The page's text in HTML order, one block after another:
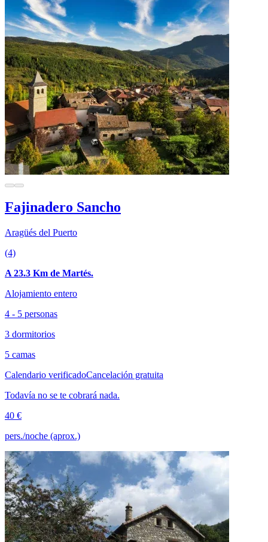
Fajinadero Sancho
Aragüés del Puerto
(4)
A 23.3 Km de Martés.
Alojamiento entero
4 - 5 personas
3 dormitorios
5 camas
Calendario verificadoCancelación gratuita
Todavía no se te cobrará nada.
40 €
pers./noche (aprox.)